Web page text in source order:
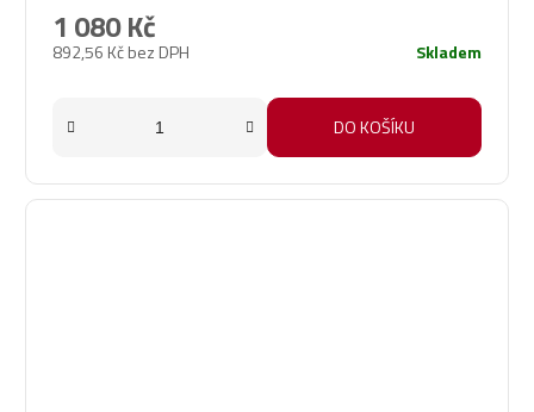
892,56 Kč bez DPH
1 080 Kč
Skladem
DO KOŠÍKU